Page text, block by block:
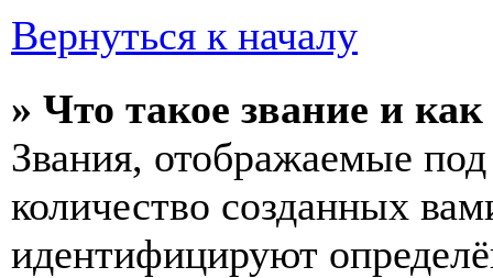
Вернуться к началу
» Что такое звание и
Звания, отображаемые
количество созданных
идентифицируют